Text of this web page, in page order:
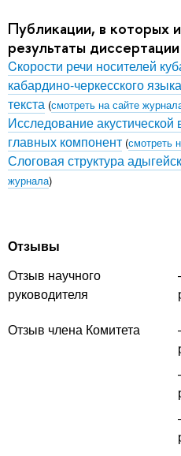
Публикации, в которых
результаты диссертации
Cкорости речи носителей
кабардино-черкесского
текста (смотреть на сайте
Исследование
главных компонент (смотреть
Слоговая структура
журнала)
Отзывы
Отзыв научного
руководителя
Отзыв члена Комитета